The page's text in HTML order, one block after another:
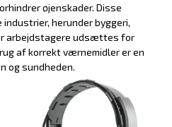
øjenskader. Disse
herunder byggeri,
arbejdstagere udsættes for
af korrekt værnemidler er en
og sundheden.